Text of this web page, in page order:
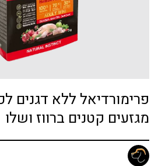
פרימורדיאל ללא דגנים
מגזעים קטנים ברווז ושלו